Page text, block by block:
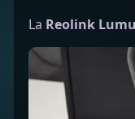
La Reolink